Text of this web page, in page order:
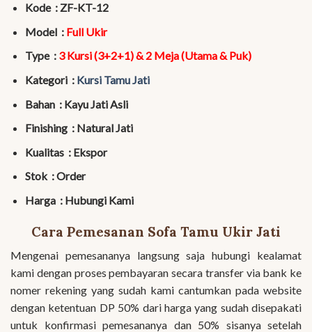
Kode : ZF-KT-12
Model : Full Ukir
Type :3 Kursi (3+2+1) & 2 Meja (Utama & Puk)
Kategori : Kursi Tamu Jati
Bahan : Kayu Jati Asli
Finishing : Natural Jati
Kualitas : Ekspor
Stok : Order
Harga : Hubungi Kami
Cara Pemesanan Sofa Tamu Ukir Jati
Mengenai pemesananya langsung saja hubungi kealamat
kami dengan proses pembayaran secara transfer via bank ke
nomer rekening yang sudah kami cantumkan pada website
dengan ketentuan DP 50% dari harga yang sudah disepakati
untuk konfirmasi pemesananya dan 50% sisanya setelah